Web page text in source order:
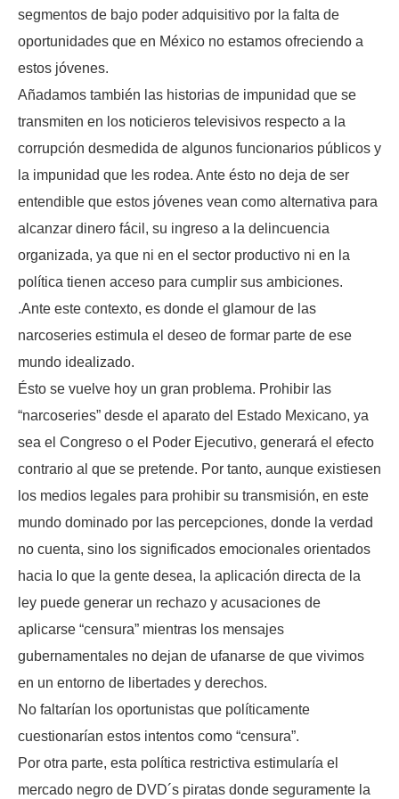
segmentos de bajo poder adquisitivo por la falta de
oportunidades que en México no estamos ofreciendo a
estos jóvenes.
Añadamos también las historias de impunidad que se
transmiten en los noticieros televisivos respecto a la
corrupción desmedida de algunos funcionarios públicos y
la impunidad que les rodea. Ante ésto no deja de ser
entendible que estos jóvenes vean como alternativa para
alcanzar dinero fácil, su ingreso a la delincuencia
organizada, ya que ni en el sector productivo ni en la
política tienen acceso para cumplir sus ambiciones.
.Ante este contexto, es donde el glamour de las
narcoseries estimula el deseo de formar parte de ese
mundo idealizado.
Ésto se vuelve hoy un gran problema. Prohibir las
“narcoseries” desde el aparato del Estado Mexicano, ya
sea el Congreso o el Poder Ejecutivo, generará el efecto
contrario al que se pretende. Por tanto, aunque existiesen
los medios legales para prohibir su transmisión, en este
mundo dominado por las percepciones, donde la verdad
no cuenta, sino los significados emocionales orientados
hacia lo que la gente desea, la aplicación directa de la
ley puede generar un rechazo y acusaciones de
aplicarse “censura” mientras los mensajes
gubernamentales no dejan de ufanarse de que vivimos
en un entorno de libertades y derechos.
No faltarían los oportunistas que políticamente
cuestionarían estos intentos como “censura”.
Por otra parte, esta política restrictiva estimularía el
mercado negro de DVD´s piratas donde seguramente la